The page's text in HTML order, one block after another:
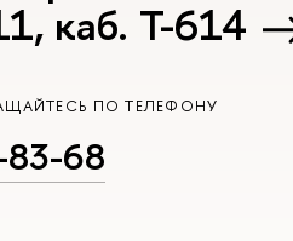
каб. Т-614
ПО ТЕЛЕФОНУ
68